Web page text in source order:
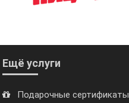
Ещё услуги
Подарочные сертификаты